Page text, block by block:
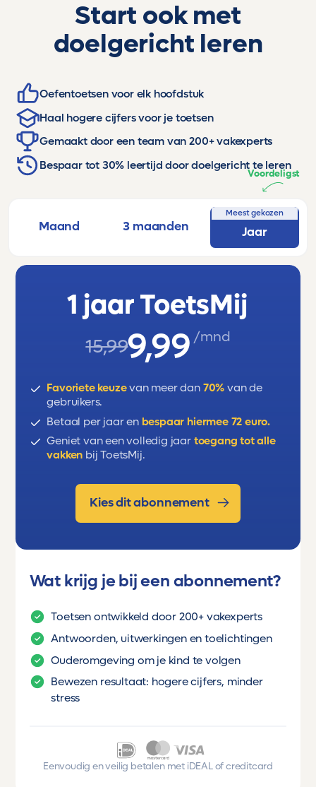
Start ook met
doelgericht leren
Oefentoetsen voor elk hoofdstuk
Haal hogere cijfers voor je toetsen
Gemaakt door een team van 200+ vakexperts
Bespaar tot 30% leertijd door doelgericht te leren
Maand 3 maanden
Meest gekozen
Jaar
Voordeligst
1 jaar ToetsMij
15,999,99 /mnd
Favoriete keuzevan meer dan 70% van de
gebruikers.
Betaal per jaar en bespaar hiermee 72 euro.
Geniet van een volledig jaar toegang tot alle
vakken bij ToetsMij.
Kies dit abonnement
Wat krijg je bij een abonnement?
Toetsen ontwikkeld door 200+ vakexperts
Antwoorden, uitwerkingen en toelichtingen
Ouderomgeving om je kind te volgen
Bewezen resultaat: hogere cijfers, minder
stress
Eenvoudig en veilig betalen met iDEAL of creditcard